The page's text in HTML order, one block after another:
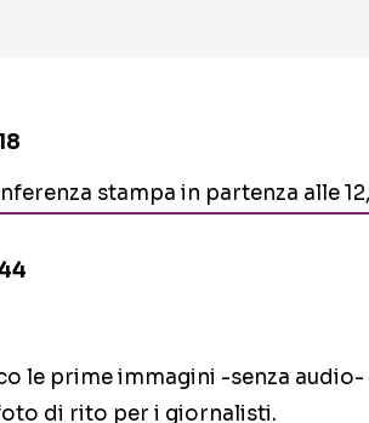
stampa in partenza alle
le prime immagini -senza
di rito per i giornalisti.